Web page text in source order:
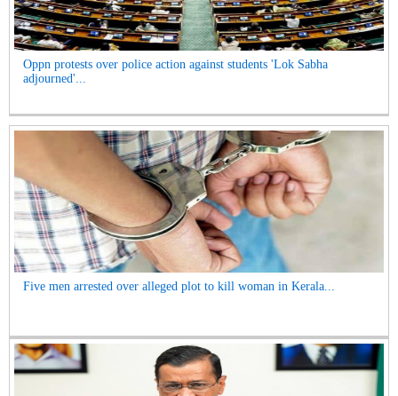
Oppn protests over police action against students 'Lok Sabha
adjourned'...
Five men arrested over alleged plot to kill woman in Kerala...